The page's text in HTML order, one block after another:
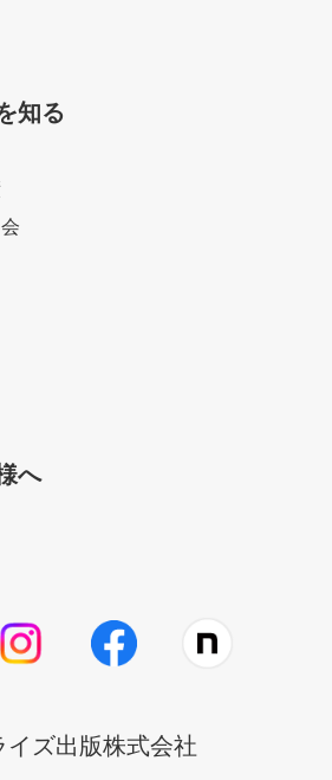
知る
へ
イズ出版株式会社